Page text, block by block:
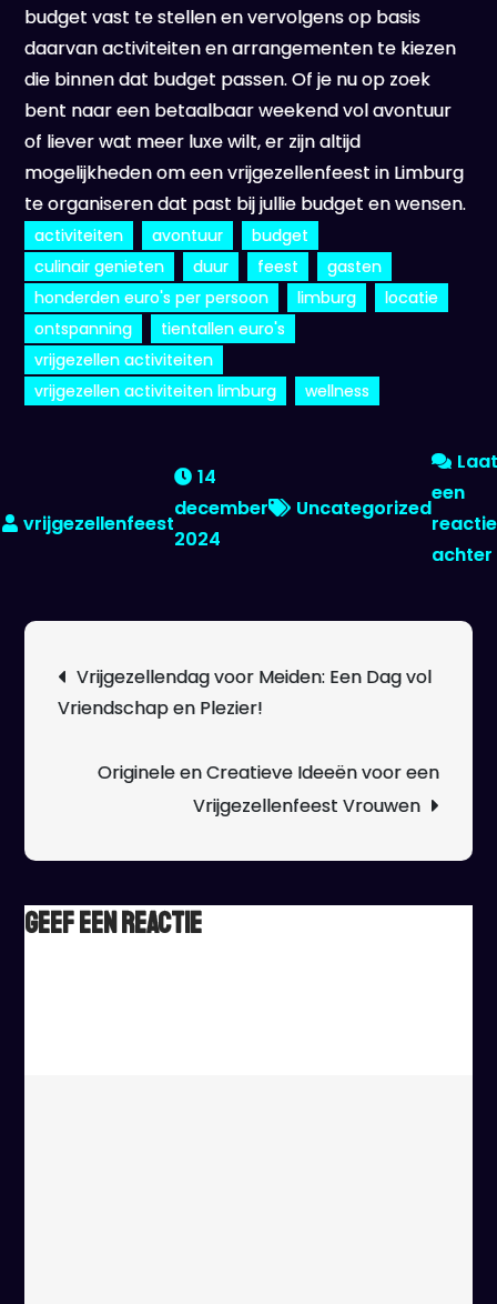
budget vast te stellen en vervolgens op basis
daarvan activiteiten en arrangementen te kiezen
die binnen dat budget passen. Of je nu op zoek
bent naar een betaalbaar weekend vol avontuur
of liever wat meer luxe wilt, er zijn altijd
mogelijkheden om een vrijgezellenfeest in Limburg
te organiseren dat past bij jullie budget en wensen.
activiteiten avontuur
budget
culinair genieten
duur feest
gasten
honderden euro's per persoon
limburg
locatie
ontspanning
tientallen euro's
vrijgezellen activiteiten
vrijgezellen activiteiten limburg
wellness
14
december
2024
Uncategorized
een
reactie
achter
Vrijgezellendag voor Meiden: Een Dag vol
Vriendschap en Plezier!
Originele en Creatieve Ideeën voor een
Vrijgezellenfeest Vrouwen
Geef een reactie